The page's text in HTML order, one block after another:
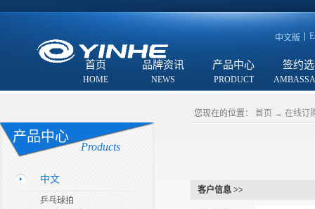
中文版
首页 品牌资讯 产品中心 签约
产品中心
Products
中文
乒乓球拍
您现在的位置： 首页 → 在线订
客户信息 >>